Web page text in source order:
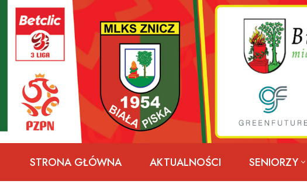
Przejdź
treści
STRONA GŁÓWNA AKTUALNOŚCI SENIORZY